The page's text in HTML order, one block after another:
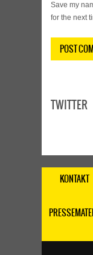
Save my
for the next
TWITTER
KONTAKT